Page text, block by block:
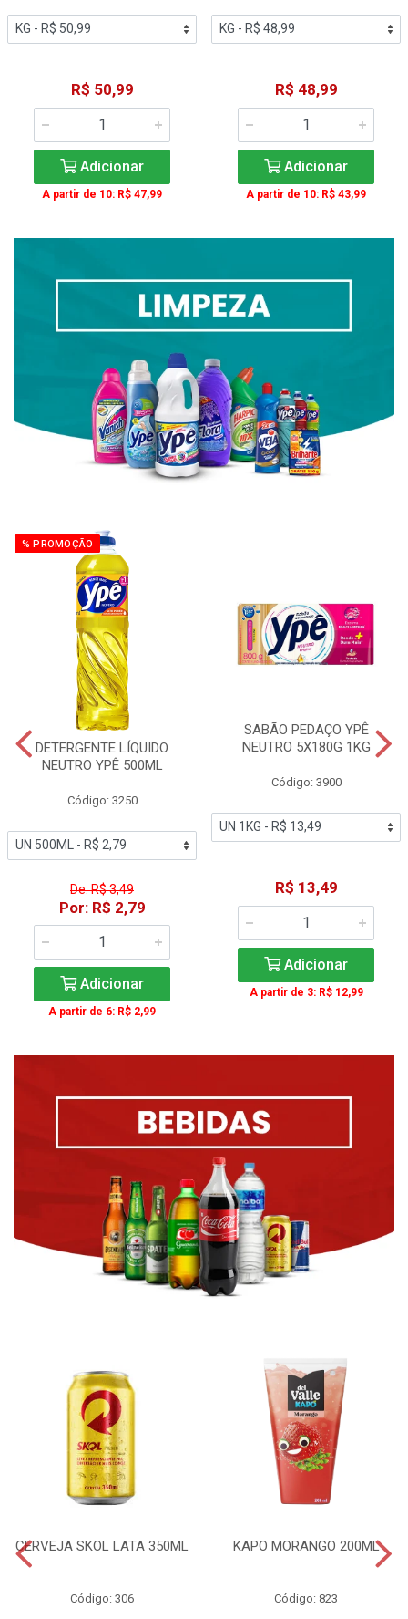
R$ 50,99
Adicionar
A partir de 10: R$ 47,99
R$ 48,99
Adicionar
A partir de 10: R$ 43,99
% PROMOÇÃO
DETERGENTE LÍQUIDO
NEUTRO YPÊ 500ML
Código: 3250
De: R$ 3,49
Por: R$ 2,79
Adicionar
A partir de 6: R$ 2,99
SABÃO PEDAÇO YPÊ
NEUTRO 5X180G 1KG
Código: 3900
R$ 13,49
Adicionar
A partir de 3: R$ 12,99
CERVEJA SKOL LATA 350ML
Código: 306
KAPO MORANGO 200ML
Código: 823